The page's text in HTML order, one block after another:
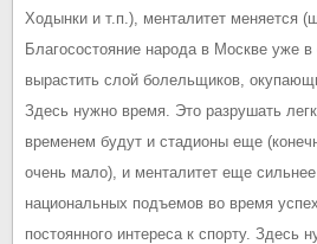
Ходынки и т.п.), менталитет меняется
Благосостояние народа в Москве уже
вырастить слой болельщиков,
Здесь нужно время. Это разрушать
временем будут и стадионы еще
очень мало), и менталитет еще
национальных подъемов во время
постоянного интереса к спорту. Здесь